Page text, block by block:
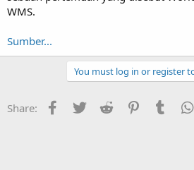
WMS.
Sumber...
You must log in or register
Share: Facebook
Twitter Reddit Pinterest